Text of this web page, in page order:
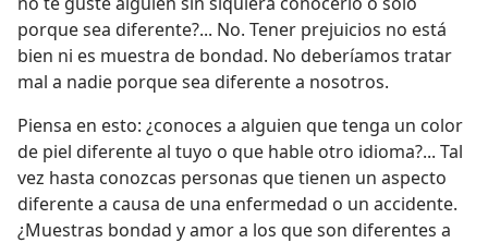
porque sea diferente?... No. Tener prejuicios no está
bien ni es muestra de bondad. No deberíamos tratar
mal a nadie porque sea diferente a nosotros.
Piensa en esto: ¿conoces a alguien que tenga un color
de piel diferente al tuyo o que hable otro idioma?... Tal
vez hasta conozcas personas que tienen un aspecto
diferente a causa de una enfermedad o un accidente.
¿Muestras bondad y amor a los que son diferentes a